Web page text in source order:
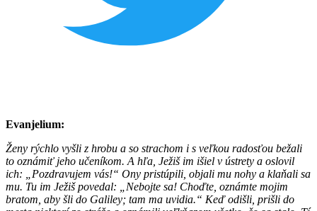
Evanjelium:
Ženy rýchlo vyšli z hrobu a so strachom i s veľkou radosťou bežali
to oznámiť jeho učeníkom. A hľa, Ježiš im išiel v ústrety a oslovil
ich: „Pozdravujem vás!“ Ony pristúpili, objali mu nohy a klaňali sa
mu. Tu im Ježiš povedal: „Nebojte sa! Choďte, oznámte mojim
bratom, aby šli do Galiley; tam ma uvidia.“ Keď odišli, prišli do